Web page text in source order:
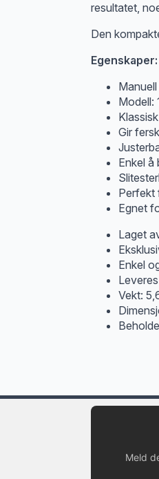
resultatet,
Den
Egenskaper:
Gir
Enkel å
Perfekt
Egnet
Laget
Enkel
Vekt:
Meld